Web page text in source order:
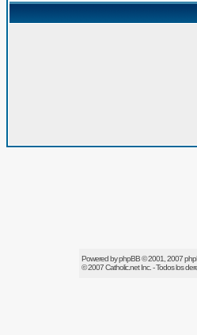
Powered byphpBB© 2001, 2007
© 2007Catholic.netInc. - Todos los